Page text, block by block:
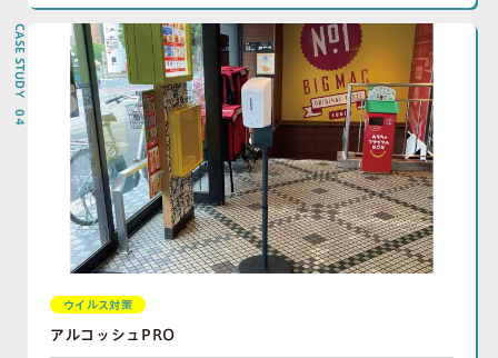
CASE STUDY 04
ウイルス対策
アルコッシュPRO